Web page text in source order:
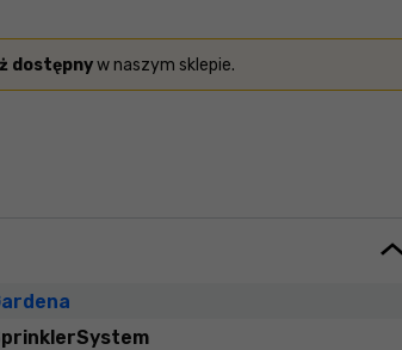
dostępnyw naszym sklepie.